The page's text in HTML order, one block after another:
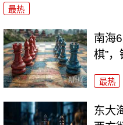
最热
南海
棋”，
最热
东大